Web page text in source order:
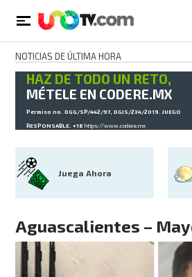
NOTICIAS DE ÚLTIMA HORA
HAZ DE TODO UN RETO,
MÉTELE EN CODERE.MX
Permiso no. DGG/SP/442/97, DGJS/234/2019. JUEGO
RESPONSABLE. +18https://www.codere.mx
Juega Ahora
Aguascalientes –